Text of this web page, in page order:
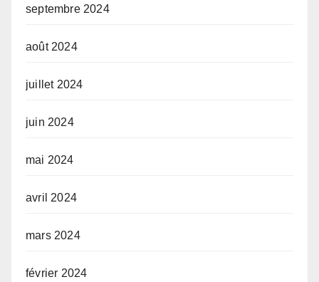
septembre 2024
août 2024
juillet 2024
juin 2024
mai 2024
avril 2024
mars 2024
février 2024